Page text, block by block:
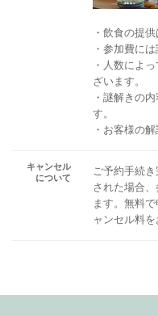
・飲食の提
・参加費に
・人数によ
ざいます。
・謎解きの
す。
・お客様の
キャンセル
について
ご予約手続
された場合
ます。無料
ャンセル料を